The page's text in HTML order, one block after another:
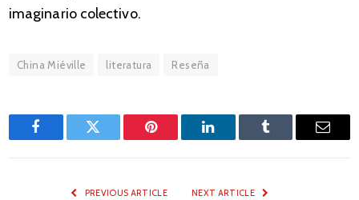
imaginario colectivo.
China Miéville literatura Reseña
FacebookTwitter Pinterest LinkedIn Tumblr Email
PREVIOUS ARTICLE NEXT ARTICLE